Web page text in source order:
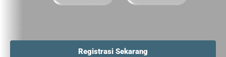
Registrasi Sekarang